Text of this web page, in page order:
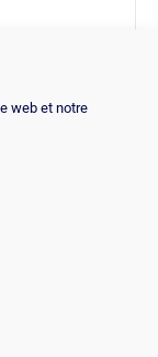
web et notre